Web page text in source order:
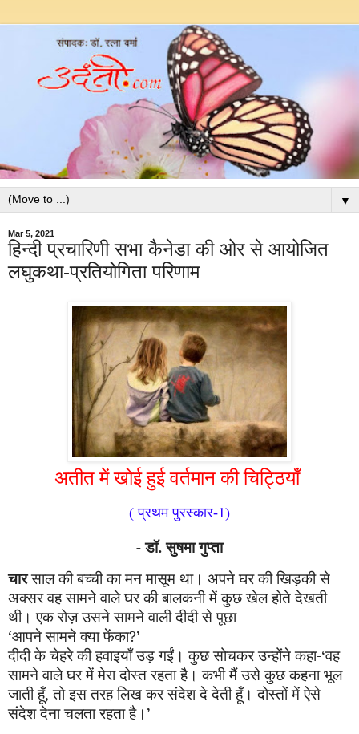
▼
Mar 5, 2021
हिन्दी प्रचारिणी सभा कैनेडा की ओर से आयोजित
लघुकथा-प्रतियोगिता परिणाम
अतीत में खोई हुई वर्तमान की चिट्ठियाँ
(प्रथम पुरस्कार-1)
-डॉ. सुषमा गुप्ता
चारसाल की बच्ची का मन मासूम था। अपने घर की खिड़की से
अक्सर वह सामने वाले घर की बालकनी में कुछ खेल होते देखती
थी। एक रोज़ उसने सामने वाली दीदी से पूछा
‘आपने सामने क्या फेंका?’
दीदी के चेहरे की हवाइयाँ उड़ गईं। कुछ सोचकर उन्होंने कहा-‘वह
सामने वाले घर में मेरा दोस्त रहता है। कभी मैं उसे कुछ कहना भूल
जाती हूँ,तो इस तरह लिख कर संदेश दे देती हूँ। दोस्तों में ऐसे
संदेश देना चलता रहता है।’